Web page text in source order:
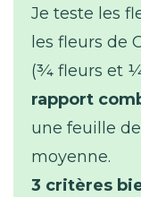
Je teste les
les fleurs de
(¾ fleurs et ¼
rapport
une feuille
moyenne.
3 critères